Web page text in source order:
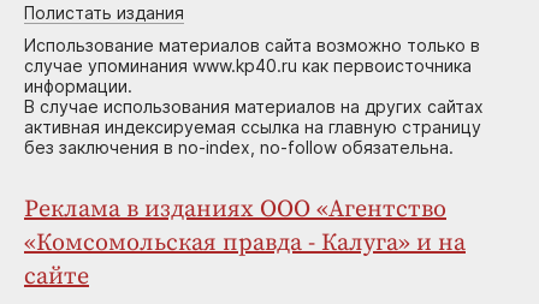
Полистать издания
Использование материалов сайта возможно только в
случае упоминания www.kp40.ru как первоисточника
информации.
В случае использования материалов на других сайтах
активная индексируемая ссылка на главную страницу
без заключения в no-index, no-follow обязательна.
Реклама в изданиях ООО «Агентство
«Комсомольская правда - Калуга» и на
сайте